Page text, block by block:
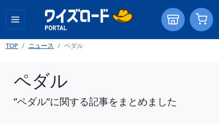
TOP ニュース ペダル
ペダル
”ペダル”に関する記事をまとめました